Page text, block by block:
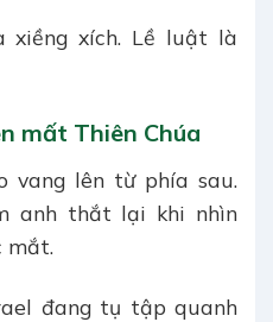
xiềng xích. Lề luật là
mất Thiên Chúa
vang lên từ phía sau.
anh thắt lại khi nhìn
mắt.
đang tụ tập quanh